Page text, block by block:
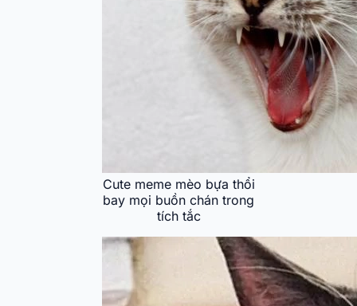
Cute meme mèo bựa thổi
bay mọi buồn chán trong
tích tắc